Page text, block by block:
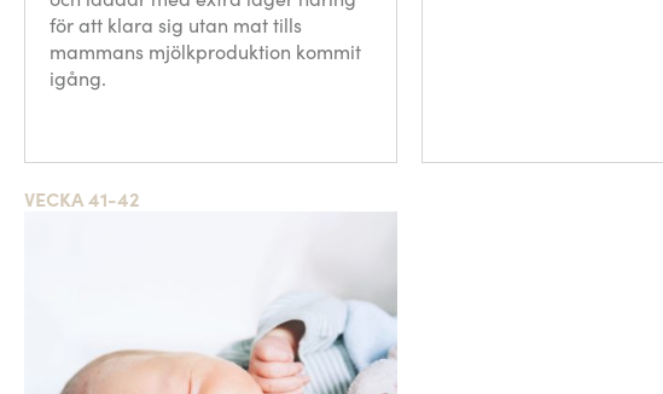
för att klara sig utan mat tills
mammans mjölkproduktion kommit
igång.
VECKA 41-42